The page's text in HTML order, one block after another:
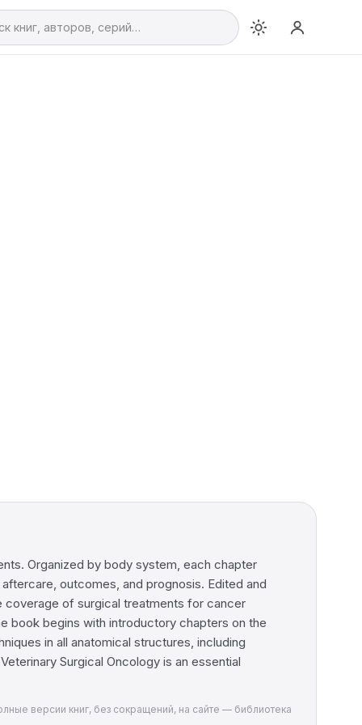
Organized by body system, each chapter
outcomes, and prognosis. Edited and
coverage of surgical treatments for cancer
book begins with introductory chapters on the
in all anatomical structures, including
Surgical Oncology is an essential
версии книг, без сокращений, на сайте — библиотека